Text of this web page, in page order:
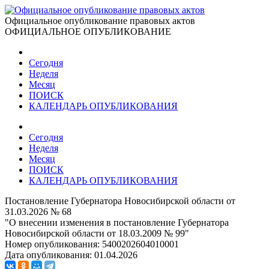
Официальное опубликование правовых актов
ОФИЦИАЛЬНОЕ ОПУБЛИКОВАНИЕ
Сегодня
Неделя
Месяц
ПОИСК
КАЛЕНДАРЬ ОПУБЛИКОВАНИЯ
Сегодня
Неделя
Месяц
ПОИСК
КАЛЕНДАРЬ ОПУБЛИКОВАНИЯ
Постановление Губернатора Новосибирской области от
31.03.2026 № 68
"О внесении изменения в постановление Губернатора
Новосибирской области от 18.03.2009 № 99"
Номер опубликования: 5400202604010001
Дата опубликования: 01.04.2026